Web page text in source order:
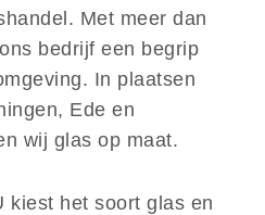
Met meer dan
bedrijf een begrip
In plaatsen
Ede en
wij glas op maat.
kiest het soort glas en